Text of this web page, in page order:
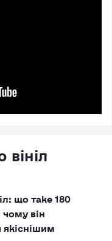
що таке 180
чому він